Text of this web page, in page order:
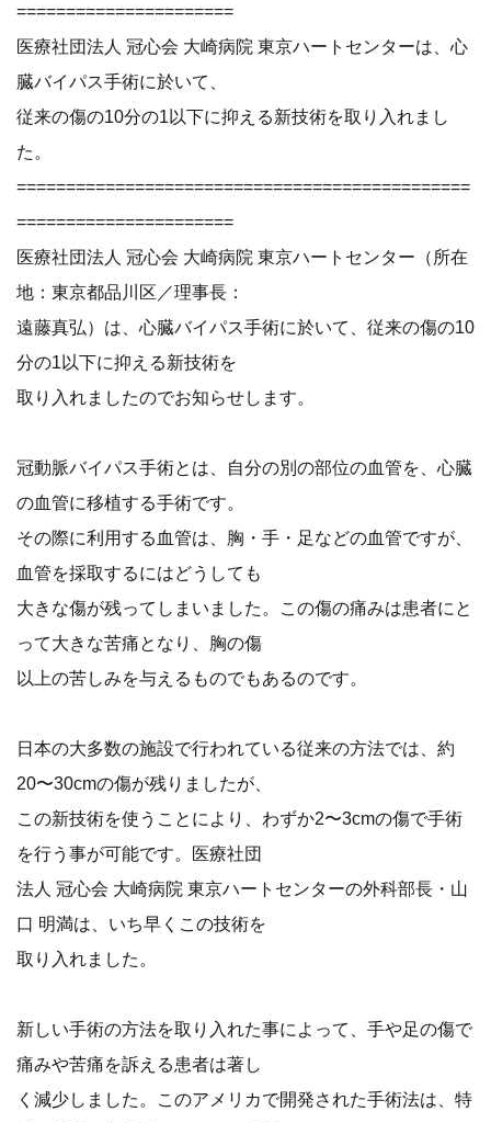
======================
医療社団法人 冠心会 大崎病院 東京ハートセンターは、心
臓バイパス手術に於いて、
従来の傷の10分の1以下に抑える新技術を取り入れまし
た。
==============================================
======================
医療社団法人 冠心会 大崎病院 東京ハートセンター（所在
地：東京都品川区／理事長：
遠藤真弘）は、心臓バイパス手術に於いて、従来の傷の10
分の1以下に抑える新技術を
取り入れましたのでお知らせします。
冠動脈バイパス手術とは、自分の別の部位の血管を、心臓
の血管に移植する手術です。
その際に利用する血管は、胸・手・足などの血管ですが、
血管を採取するにはどうしても
大きな傷が残ってしまいました。この傷の痛みは患者にと
って大きな苦痛となり、胸の傷
以上の苦しみを与えるものでもあるのです。
日本の大多数の施設で行われている従来の方法では、約
20〜30cmの傷が残りましたが、
この新技術を使うことにより、わずか2〜3cmの傷で手術
を行う事が可能です。医療社団
法人 冠心会 大崎病院 東京ハートセンターの外科部長・山
口 明満は、いち早くこの技術を
取り入れました。
新しい手術の方法を取り入れた事によって、手や足の傷で
痛みや苦痛を訴える患者は著し
く減少しました。このアメリカで開発された手術法は、特